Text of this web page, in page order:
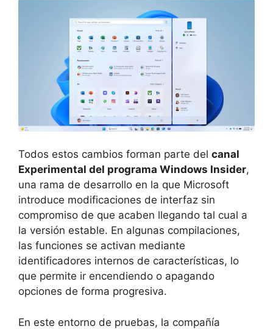
Todos estos cambios forman parte del canal
Experimental del programa Windows Insider,
una rama de desarrollo en la que Microsoft
introduce modificaciones de interfaz sin
compromiso de que acaben llegando tal cual a
la versión estable. En algunas compilaciones,
las funciones se activan mediante
identificadores internos de características, lo
que permite ir encendiendo o apagando
opciones de forma progresiva.
En este entorno de pruebas, la compañía